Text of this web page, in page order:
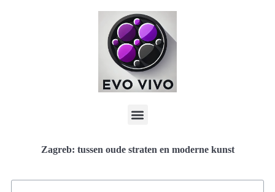
Zagreb: tussen oude straten en moderne kunst